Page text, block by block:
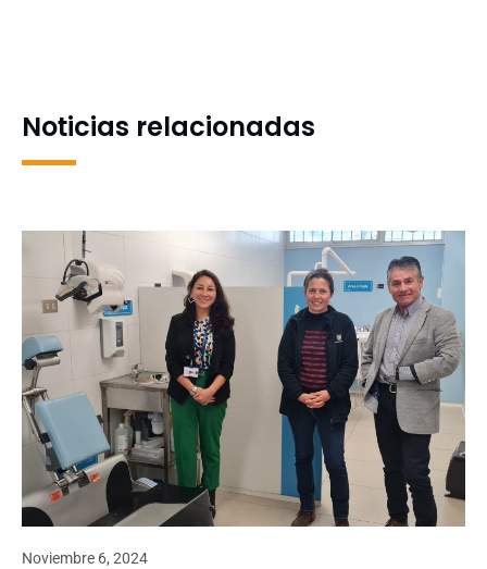
Noticias relacionadas
Noviembre 6, 2024